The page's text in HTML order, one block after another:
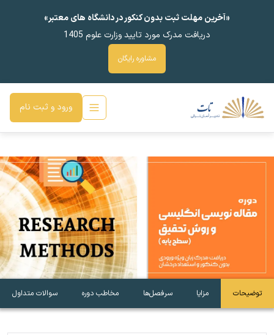
«آخرین مهلت ثبت بدون کنکور در دانشگاه های معتبر»
دریافت مدرک مورد تایید وزارت علوم 1405
مشاوره رایگان
ورود و ثبت نام
توضیحات مزایا سرفصل‌ها مخاطب دوره سوالات متداول